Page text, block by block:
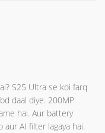
S25 Ultra se koi farq
daal diye. 200MP
hai. Aur battery
aur AI filter lagaya hai.